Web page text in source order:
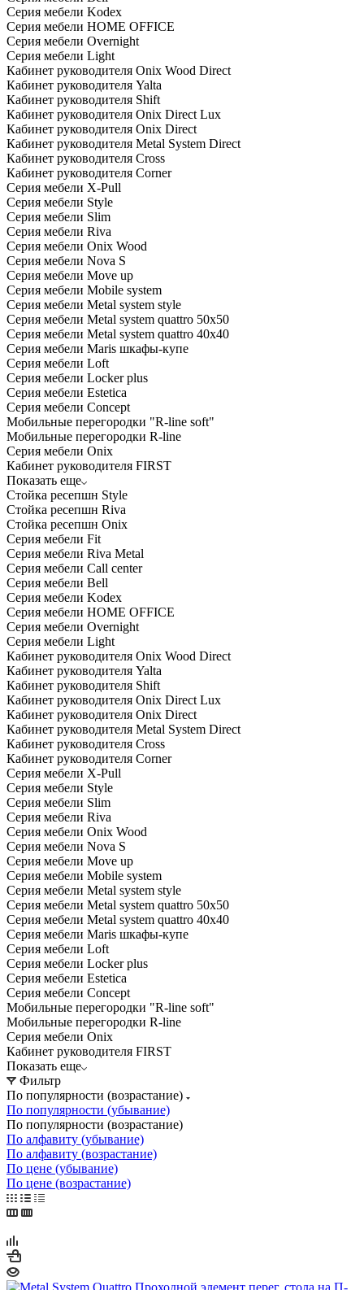
Серия мебели Kodex
Серия мебели HOME OFFICE
Серия мебели Overnight
Серия мебели Light
Кабинет руководителя Onix Wood Direct
Кабинет руководителя Yalta
Кабинет руководителя Shift
Кабинет руководителя Onix Direct Lux
Кабинет руководителя Onix Direct
Кабинет руководителя Metal System Direct
Кабинет руководителя Cross
Кабинет руководителя Corner
Серия мебели X-Pull
Серия мебели Style
Серия мебели Slim
Серия мебели Riva
Серия мебели Onix Wood
Серия мебели Nova S
Серия мебели Move up
Серия мебели Mobile system
Серия мебели Metal system style
Серия мебели Metal system quattro 50x50
Серия мебели Metal system quattro 40x40
Серия мебели Maris шкафы-купе
Серия мебели Loft
Серия мебели Locker plus
Серия мебели Estetica
Серия мебели Concept
Мобильные перегородки "R-line soft"
Мобильные перегородки R-line
Серия мебели Onix
Кабинет руководителя FIRST
Показать еще
Стойка ресепшн Style
Стойка ресепшн Riva
Стойка ресепшн Onix
Серия мебели Fit
Серия мебели Riva Metal
Серия мебели Call center
Серия мебели Bell
Серия мебели Kodex
Серия мебели HOME OFFICE
Серия мебели Overnight
Серия мебели Light
Кабинет руководителя Onix Wood Direct
Кабинет руководителя Yalta
Кабинет руководителя Shift
Кабинет руководителя Onix Direct Lux
Кабинет руководителя Onix Direct
Кабинет руководителя Metal System Direct
Кабинет руководителя Cross
Кабинет руководителя Corner
Серия мебели X-Pull
Серия мебели Style
Серия мебели Slim
Серия мебели Riva
Серия мебели Onix Wood
Серия мебели Nova S
Серия мебели Move up
Серия мебели Mobile system
Серия мебели Metal system style
Серия мебели Metal system quattro 50x50
Серия мебели Metal system quattro 40x40
Серия мебели Maris шкафы-купе
Серия мебели Loft
Серия мебели Locker plus
Серия мебели Estetica
Серия мебели Concept
Мобильные перегородки "R-line soft"
Мобильные перегородки R-line
Серия мебели Onix
Кабинет руководителя FIRST
Показать еще
Фильтр
По популярности (возрастание)
По популярности (убывание)
По популярности (возрастание)
По алфавиту (убывание)
По алфавиту (возрастание)
По цене (убывание)
По цене (возрастание)